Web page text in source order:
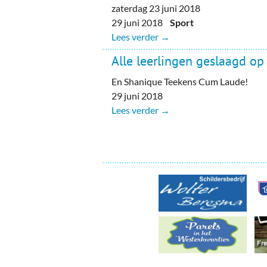
zaterdag 23 juni 2018
29 juni 2018Sport
Lees verder →
Alle leerlingen geslaagd op
En Shanique Teekens Cum Laude!
29 juni 2018
Lees verder →